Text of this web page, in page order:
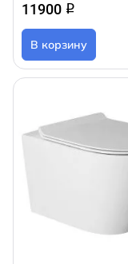
11900 q
В корзину